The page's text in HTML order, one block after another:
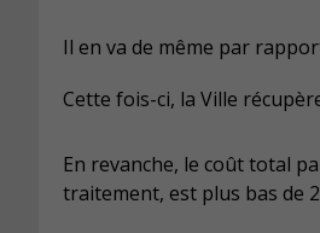
Il en va de même par
Cette fois-ci, la Ville
En revanche, le coût total
traitement, est plus bas de